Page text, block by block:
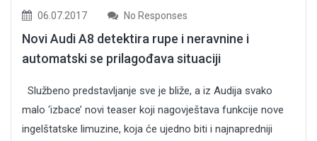
06.07.2017 No Responses
Novi Audi A8 detektira rupe i neravnine i
automatski se prilagođava situaciji
Službeno predstavljanje sve je bliže, a iz Audija svako
malo ‘izbace’ novi teaser koji nagovještava funkcije nove
ingelštatske limuzine, koja će ujedno biti i najnapredniji